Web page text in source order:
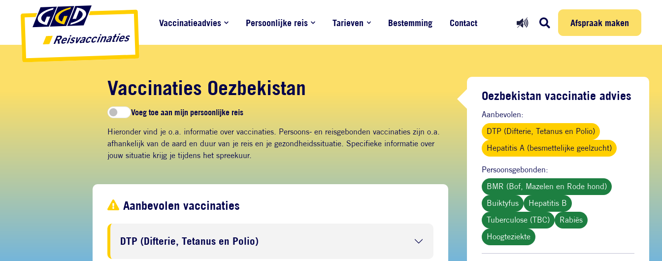
Direct naar inhoud
Direct naar hoofdnavigatie
Direct naar zoekfunctie
Persoonlijke reis Afspraak maken
Afspraak maken
Hoofdnavigatie
Vaccinatieadvies Persoonlijke reis Tarieven Bestemming Contact
Vaccinaties Oezbekistan
Voeg toe aan mijn persoonlijke reis
Hieronder vind je o.a. informatie over vaccinaties. Persoons- en reisgebonden vaccinaties zijn o.a.
afhankelijk van de aard en duur van je reis en je gezondheidssituatie. Specifieke informatie over
jouw situatie krijg je tijdens het spreekuur.
Oezbekistan vaccinatie advies
Aanbevolen:
DTP (Difterie, Tetanus en Polio)
Hepatitis A (besmettelijke geelzucht)
Persoonsgebonden:
BMR (Bof, Mazelen en Rode hond)
Buiktyfus
Hepatitis B
Tuberculose (TBC)
Rabiës
Hoogteziekte
Aanbevolen vaccinaties
DTP (Difterie, Tetanus en Polio)